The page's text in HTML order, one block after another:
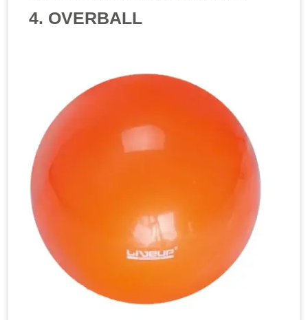
4. OVERBALL